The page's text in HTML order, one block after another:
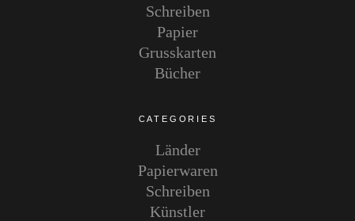
Schreiben
Papier
Grusskarten
Bücher
CATEGORIES
Länder
Papierwaren
Schreiben
Künstler